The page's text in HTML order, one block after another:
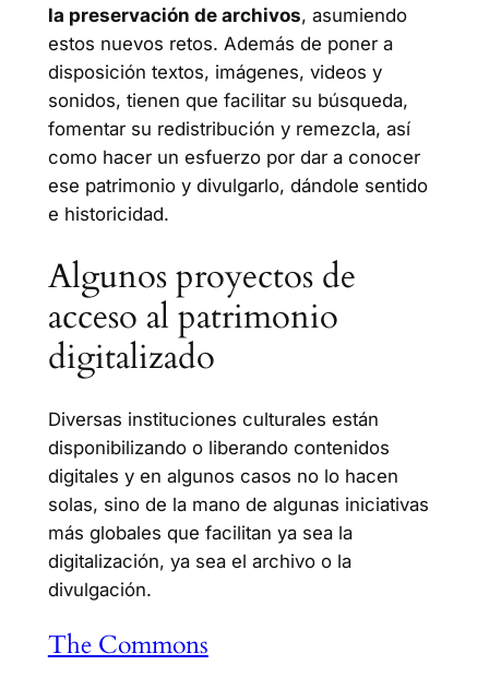
la preservación de archivos, asumiendo
estos nuevos retos. Además de poner a
disposición textos, imágenes, videos y
sonidos, tienen que facilitar su búsqueda,
fomentar su redistribución y remezcla, así
como hacer un esfuerzo por dar a conocer
ese patrimonio y divulgarlo, dándole sentido
e historicidad.
Algunos proyectos de
acceso al patrimonio
digitalizado
Diversas instituciones culturales están
disponibilizando o liberando contenidos
digitales y en algunos casos no lo hacen
solas, sino de la mano de algunas iniciativas
más globales que facilitan ya sea la
digitalización, ya sea el archivo o la
divulgación.
The Commons